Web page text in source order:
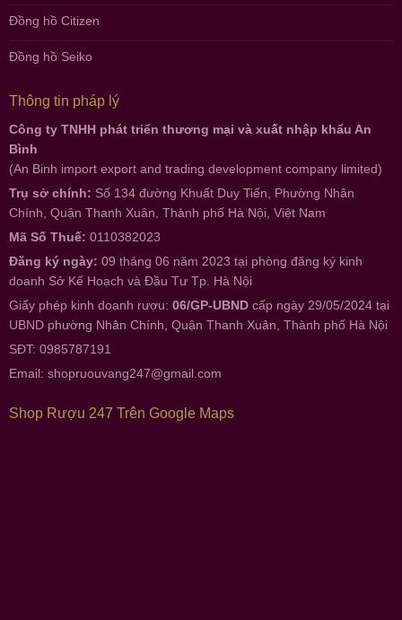
Đồng hồ Citizen
Đồng hồ Seiko
Thông tin pháp lý
Công ty TNHH phát triển thương mại và xuất nhập khẩu An
Bình
(An Binh import export and trading development company limited)
Trụ sở chính: Số 134 đường Khuất Duy Tiến, Phường Nhân
Chính, Quận Thanh Xuân, Thành phố Hà Nội, Việt Nam
Mã Số Thuế: 0110382023
Đăng ký ngày: 09 tháng 06 năm 2023 tại phòng đăng ký kinh
doanh Sở Kế Hoạch và Đầu Tư Tp. Hà Nội
Giấy phép kinh doanh rượu: 06/GP-UBND cấp ngày 29/05/2024 tại
UBND phường Nhân Chính, Quận Thanh Xuân, Thành phố Hà Nội
SĐT: 0985787191
Email: shopruouvang247@gmail.com
Shop Rượu 247 Trên Google Maps